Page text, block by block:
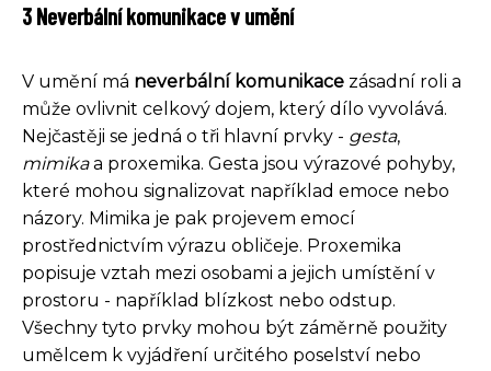
3 Neverbální komunikace v umění
V umění má neverbální komunikace zásadní roli a
může ovlivnit celkový dojem, který dílo vyvolává.
Nejčastěji se jedná o tři hlavní prvky - gesta,
mimikaa proxemika. Gesta jsou výrazové pohyby,
které mohou signalizovat například emoce nebo
názory. Mimika je pak projevem emocí
prostřednictvím výrazu obličeje. Proxemika
popisuje vztah mezi osobami a jejich umístění v
prostoru - například blízkost nebo odstup.
Všechny tyto prvky mohou být záměrně použity
umělcem k vyjádření určitého poselství nebo